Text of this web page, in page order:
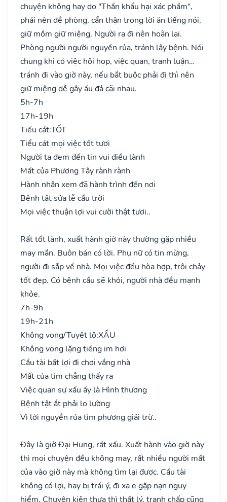
chuyện không hay do "Thần khẩu hại xác phầm",
phải nên đề phòng, cẩn thận trong lời ăn tiếng nói,
giữ mồm giữ miệng. Người ra đi nên hoãn lại.
Phòng người người nguyền rủa, tránh lây bệnh. Nói
chung khi có việc hội họp, việc quan, tranh luận…
tránh đi vào giờ này, nếu bắt buộc phải đi thì nên
giữ miệng dễ gây ẩu đả cãi nhau.
5h-7h
17h-19h
Tiểu cát:TỐT
Tiểu cát mọi việc tốt tươi
Người ta đem đến tin vui điều lành
Mất của Phương Tây rành rành
Hành nhân xem đã hành trình đến nơi
Bệnh tật sửa lễ cầu trời
Mọi việc thuận lợi vui cười thật tươi..
Rất tốt lành, xuất hành giờ này thường gặp nhiều
may mắn. Buôn bán có lời. Phụ nữ có tin mừng,
người đi sắp về nhà. Mọi việc đều hòa hợp, trôi chảy
tốt đẹp. Có bệnh cầu sẽ khỏi, người nhà đều mạnh
khỏe.
7h-9h
19h-21h
Không vong/Tuyệt lộ:XẤU
Không vong lặng tiếng im hơi
Cầu tài bất lợi đi chơi vắng nhà
Mất của tìm chẳng thấy ra
Việc quan sự xấu ấy là Hình thương
Bệnh tật ắt phải lo lường
Vì lời nguyền rủa tìm phương giải trừ..
Đây là giờ Đại Hung, rất xấu. Xuất hành vào giờ này
thì mọi chuyện đều không may, rất nhiều người mất
của vào giờ này mà không tìm lại được. Cầu tài
không có lợi, hay bị trái ý, đi xa e gặp nạn nguy
hiểm. Chuyện kiện thưa thì thất lý, tranh chấp cũng